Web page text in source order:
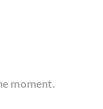
moment.